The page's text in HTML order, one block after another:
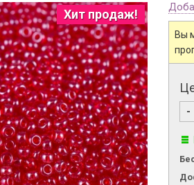
Хит продаж!
Вы
-